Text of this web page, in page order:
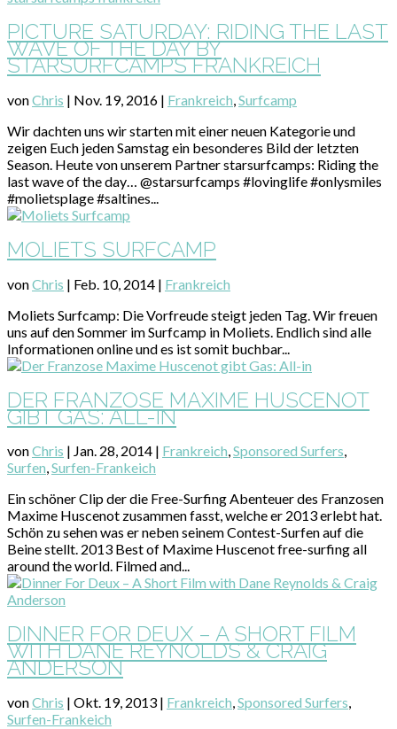
PICTURE SATURDAY: RIDING THE LAST
WAVE OF THE DAY BY
STARSURFCAMPS FRANKREICH
vonChris | Nov. 19, 2016 | Frankreich,Surfcamp
Wir dachten uns wir starten mit einer neuen Kategorie und
zeigen Euch jeden Samstag ein besonderes Bild der letzten
Season. Heute von unserem Partner starsurfcamps: Riding the
last wave of the day… @starsurfcamps #lovinglife #onlysmiles
#molietsplage #saltines...
MOLIETS SURFCAMP
vonChris | Feb. 10, 2014 | Frankreich
Moliets Surfcamp: Die Vorfreude steigt jeden Tag. Wir freuen
uns auf den Sommer im Surfcamp in Moliets. Endlich sind alle
Informationen online und es ist somit buchbar...
DER FRANZOSE MAXIME HUSCENOT
GIBT GAS: ALL-IN
vonChris | Jan. 28, 2014 | Frankreich,Sponsored Surfers,
Surfen,Surfen-Frankeich
Ein schöner Clip der die Free-Surfing Abenteuer des Franzosen
Maxime Huscenot zusammen fasst, welche er 2013 erlebt hat.
Schön zu sehen was er neben seinem Contest-Surfen auf die
Beine stellt. 2013 Best of Maxime Huscenot free-surfing all
around the world. Filmed and...
DINNER FOR DEUX – A SHORT FILM
WITH DANE REYNOLDS & CRAIG
ANDERSON
vonChris | Okt. 19, 2013 | Frankreich,Sponsored Surfers,
Surfen-Frankeich